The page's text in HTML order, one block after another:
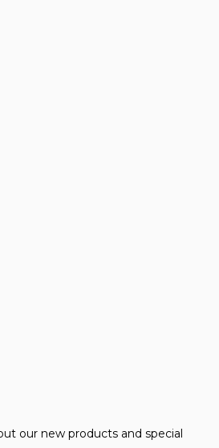
our new products and special